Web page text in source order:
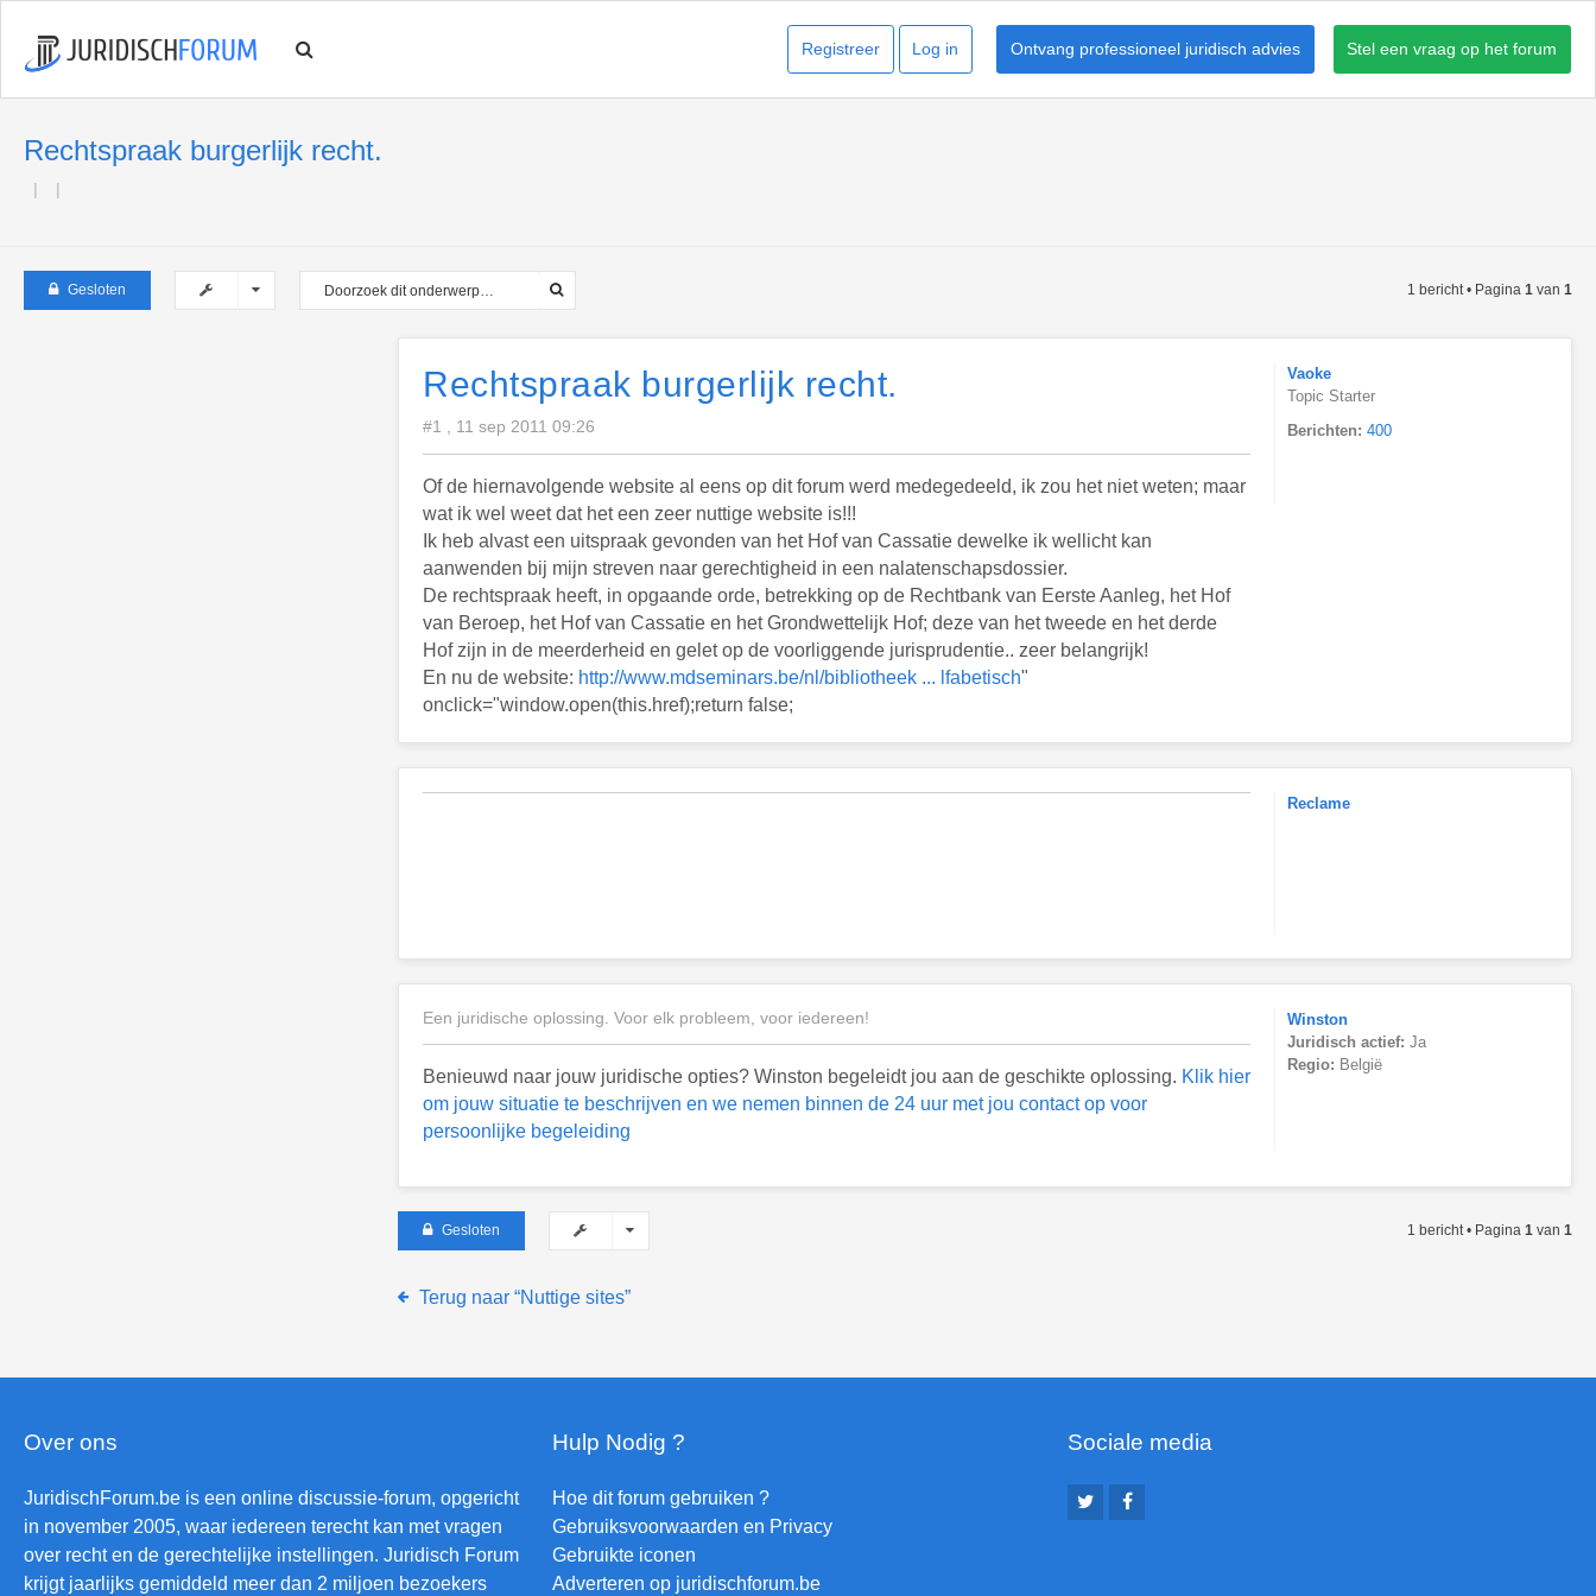
Stel een vraag op het forum
Ontvang professioneel juridisch advies
Log in
Registreer
Rechtspraak burgerlijk recht.
Gesloten 1 bericht • Pagina 1 van 1
Vaoke
Topic Starter
Berichten: 400
Rechtspraak burgerlijk recht.
#1 , 11 sep 2011 09:26
Of de hiernavolgende website al eens op dit forum werd medegedeeld, ik zou het niet weten; maar
wat ik wel weet dat het een zeer nuttige website is!!!
Ik heb alvast een uitspraak gevonden van het Hof van Cassatie dewelke ik wellicht kan
aanwenden bij mijn streven naar gerechtigheid in een nalatenschapsdossier.
De rechtspraak heeft, in opgaande orde, betrekking op de Rechtbank van Eerste Aanleg, het Hof
van Beroep, het Hof van Cassatie en het Grondwettelijk Hof; deze van het tweede en het derde
Hof zijn in de meerderheid en gelet op de voorliggende jurisprudentie.. zeer belangrijk!
En nu de website: http://www.mdseminars.be/nl/bibliotheek ... lfabetisch"
onclick="window.open(this.href);return false;
Reclame
Winston
Juridisch actief: Ja
Regio: België
Een juridische oplossing. Voor elk probleem, voor iedereen!
Benieuwd naar jouw juridische opties? Winston begeleidt jou aan de geschikte oplossing. Klik hier
om jouw situatie te beschrijven en we nemen binnen de 24 uur met jou contact op voor
persoonlijke begeleiding
Gesloten 1 bericht • Pagina 1 van 1
Terug naar “Nuttige sites”
Over ons
JuridischForum.be is een online discussie-forum, opgericht
in november 2005, waar iedereen terecht kan met vragen
over recht en de gerechtelijke instellingen. Juridisch Forum
krijgt jaarlijks gemiddeld meer dan 2 miljoen bezoekers
Hulp Nodig ?
Hoe dit forum gebruiken ?
Gebruiksvoorwaarden en Privacy
Gebruikte iconen
Adverteren op juridischforum.be
Sociale media